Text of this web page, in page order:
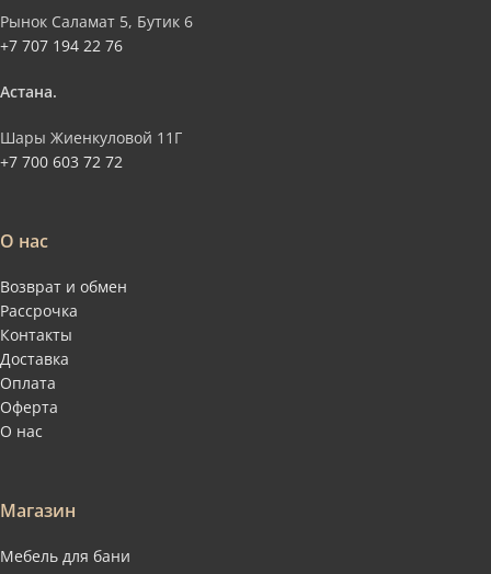
Рынок Саламат 5, Бутик 6
+7 707 194 22 76
Астана.
Шары Жиенкуловой 11Г
+7 700 603 72 72
О нас
Возврат и обмен
Рассрочка
Контакты
Доставка
Оплата
Оферта
О нас
Магазин
Мебель для бани